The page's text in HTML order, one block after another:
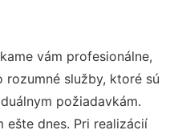
vám profesionálne,
služby, ktoré sú
požiadavkám.
ešte dnes. Pri realizácií